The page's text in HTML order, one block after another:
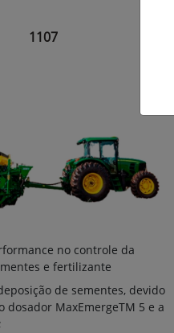
1107
no controle da
e fertilizante
de sementes, devido
dosador MaxEmergeTM 5 e a